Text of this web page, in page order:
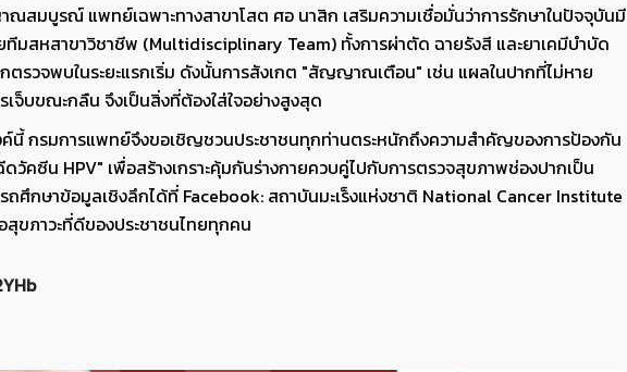
มบูรณ์ แพทย์เฉพาะทางสาขาโสต ศอ นาสิก เสริมความเชื่อมั่นว่าการรักษาในปัจจุบันมี
ทีมสหสาขาวิชาชีพ (Multidisciplinary Team) ทั้งการผ่าตัด ฉายรังสี และยาเคมีบำบัด
ตรวจพบในระยะแรกเริ่ม ดังนั้นการสังเกต "สัญญาณเตือน" เช่น แผลในปากที่ไม่หาย
เจ็บขณะกลืน จึงเป็นสิ่งที่ต้องใส่ใจอย่างสูงสุด
ค์นี้ กรมการแพทย์จึงขอเชิญชวนประชาชนทุกท่านตระหนักถึงความสำคัญของการป้องกัน
ดวัคซีน HPV" เพื่อสร้างเกราะคุ้มกันร่างกายควบคู่ไปกับการตรวจสุขภาพช่องปากเป็น
ถศึกษาข้อมูลเชิงลึกได้ที่ Facebook: สถาบันมะเร็งแห่งชาติ National Cancer Institute
อสุขภาวะที่ดีของประชาชนไทยทุกคน